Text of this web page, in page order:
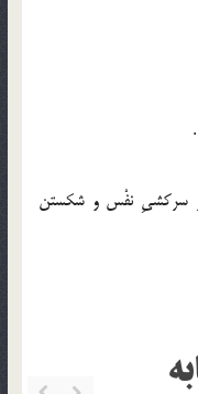
سركشىِ نفْس و شكستن